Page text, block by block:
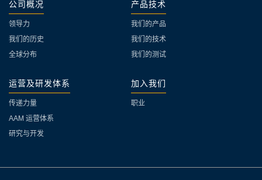
公司概况
领导力
我们的历史
全球分布
产品技术
我们的产品
我们的技术
我们的测试
运营及研发体系
传递力量
AAM 运营体系
研究与开发
加入我们
职业